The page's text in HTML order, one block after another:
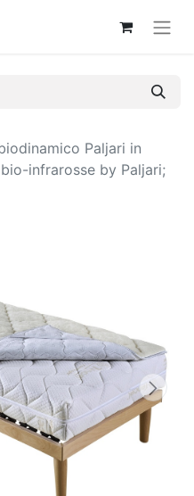
Paljari in
infrarosse by Paljari;